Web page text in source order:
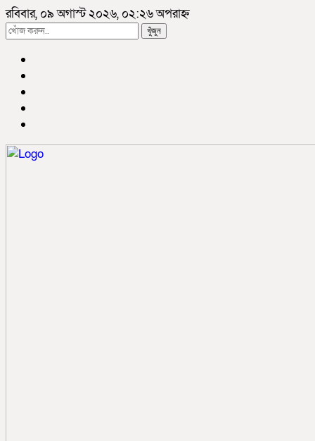
রবিবার, ০৯ অগাস্ট ২০২৬, ০২:২৬ অপরাহ্ন
খুঁজুন